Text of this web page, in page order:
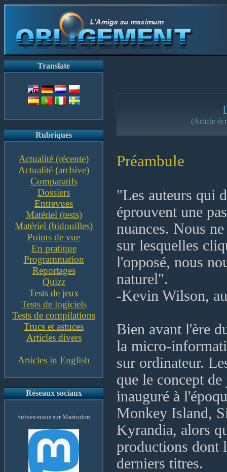
Translate
Rubriques
Actualité (récente)
Actualité (archive)
Comparatifs
Dossiers
Entrevues
Matériel (tests)
Matériel (bidouilles)
Points de vue
En pratique
Programmation
Reportages
Quizz
Tests de jeux
Tests de logiciels
Tests de compilations
Trucs et astuces
Articles divers
Articles in English
Réseaux sociaux
Suivez-nous sur Mastodon
(Article
Préambule
"Les auteurs qui
éprouvent une
nuances. Nous
sur lesquelles
l'opposé, nous
naturel".
-Kevin Wilson,
Bien avant l'ère
la micro-
sur ordinateur.
que le concept
inauguré à
Monkey Island,
Kyrandia, alors
productions dont
derniers titres.